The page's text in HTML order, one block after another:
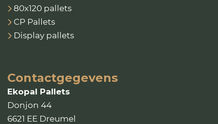
80x120 pallets
CP Pallets
Display pallets
Contactgegevens
Ekopal Pallets
Donjon 44
6621 EE Dreumel